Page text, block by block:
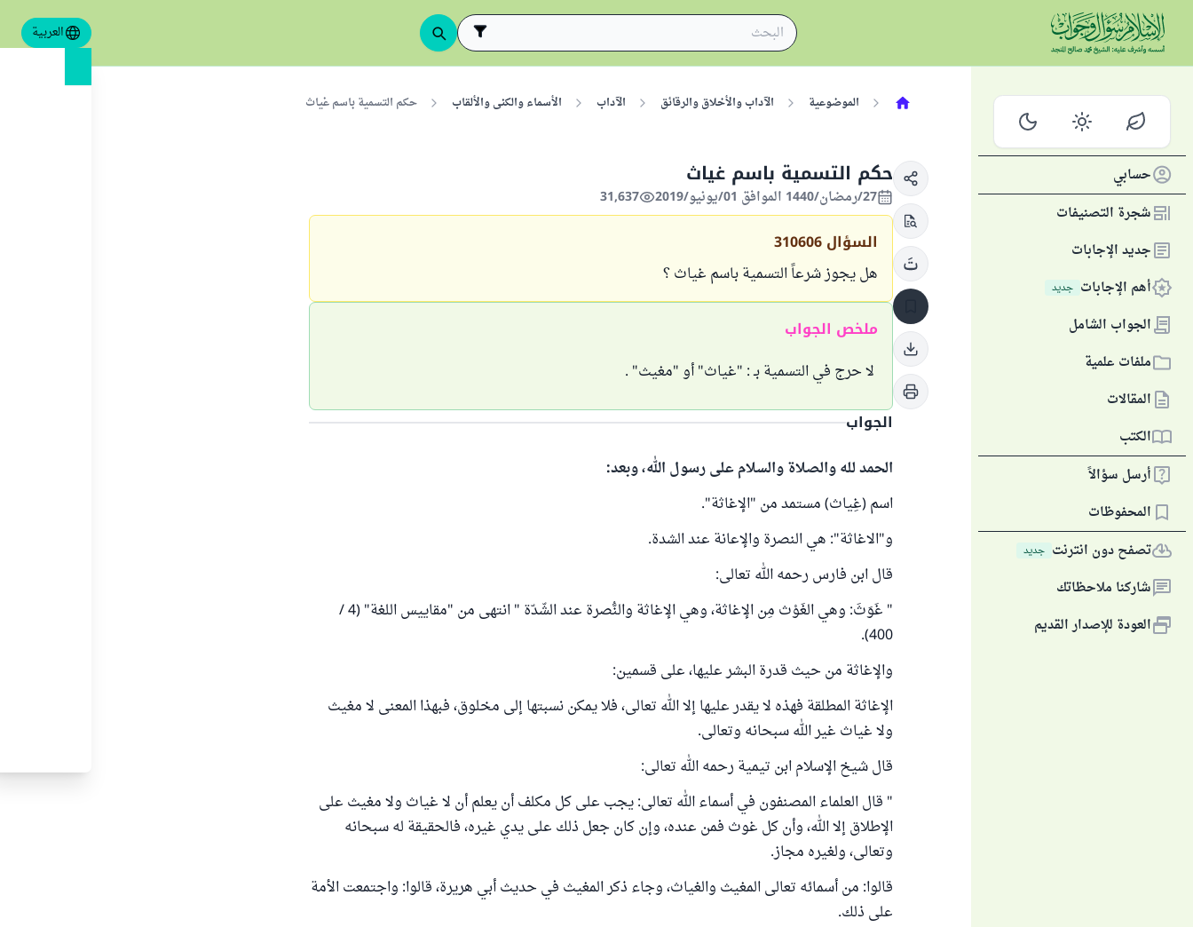
العربية
حسابي
شجرة التصنيفات
جديد الإجابات
أهم الإجابات جديد
الجواب الشامل
ملفات علمية
المقالات
الكتب
أرسل سؤالاً
المحفوظات
تصفح دون انترنت جديد
شاركنا ملاحظاتك
العودة للإصدار القديم
الموضوعية الآداب والأخلاق والرقائق الآداب الأسماء والكنى والألقاب حكم التسمية باسم غياث
حكم التسمية باسم غياث
27/رمضان/1440 الموافق 01/يونيو/2019 31,637
السؤال 310606
هل يجوز شرعاً التسمية باسم غياث ؟
ملخص الجواب
لا حرج في التسمية بـ : "غياث" أو "مغيث" .
الجواب
الحمد لله والصلاة والسلام على رسول الله، وبعد:
اسم (غِياث) مستمد من "الإغاثة".
و"الاغاثة": هي النصرة والإعانة عند الشدة.
قال ابن فارس رحمه الله تعالى:
" غَوَثَ: وهي الغَوْث مِن الإغاثة، وهي الإغاثة والنُّصرة عند الشّدّة " انتهى من "مقاييس اللغة" (4 /
400).
والإغاثة من حيث قدرة البشر عليها، على قسمين:
الإغاثة المطلقة فهذه لا يقدر عليها إلا الله تعالى، فلا يمكن نسبتها إلى مخلوق، فبهذا المعنى لا مغيث
ولا غياث غير الله سبحانه وتعالى.
قال شيخ الإسلام ابن تيمية رحمه الله تعالى:
" قال العلماء المصنفون في أسماء الله تعالى: يجب على كل مكلف أن يعلم أن لا غياث ولا مغيث على
الإطلاق إلا الله، وأن كل غوث فمن عنده، وإن كان جعل ذلك على يدي غيره، فالحقيقة له سبحانه
وتعالى، ولغيره مجاز.
قالوا: من أسمائه تعالى المغيث والغياث، وجاء ذكر المغيث في حديث أبي هريرة، قالوا: واجتمعت الأمة
على ذلك.